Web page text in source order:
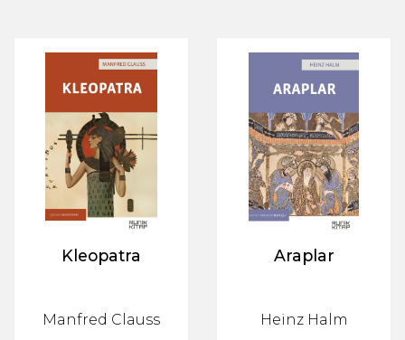
Kleopatra
Manfred Clauss
Araplar
Heinz Halm